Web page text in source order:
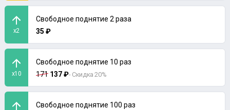
x2
Свободное поднятие 2 раза
35 ₽
x10
Свободное поднятие 10 раз
171 137 ₽- Скидка 20%
Свободное поднятие 100 раз